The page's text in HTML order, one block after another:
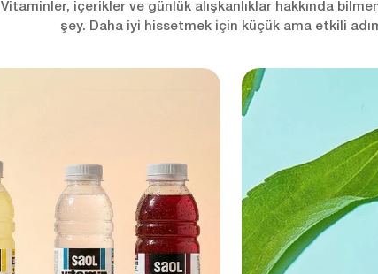
Vitaminler, içerikler ve günlük alışkanlıklar hakkında
şey. Daha iyi hissetmek için küçük ama etkili